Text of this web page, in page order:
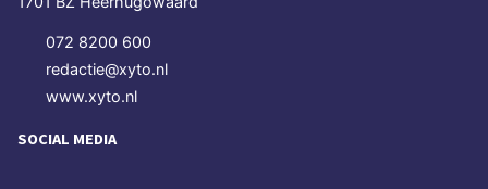
072 8200 600
redactie@xyto.nl
www.xyto.nl
SOCIAL MEDIA